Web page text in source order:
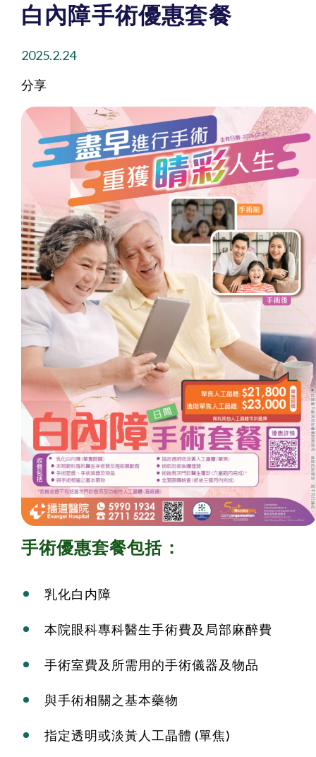
白內障手術優惠套餐
2025.2.24
分享
手術優惠套餐包括：
乳化白内障
本院眼科專科醫生手術費及局部麻醉費
手術室費及所需用的手術儀器及物品
與手術相關之基本藥物
指定透明或淡黃人工晶體 (單焦)